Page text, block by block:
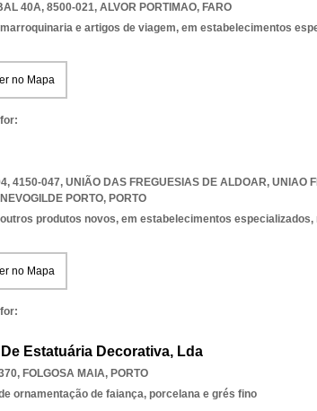
40A, 8500-021, ALVOR PORTIMAO, FARO
e artigos de viagem, em estabelecimentos
no Mapa
4150-047, UNIÃO DAS FREGUESIAS DE ALDOAR, UNIAO
PORTO, PORTO
produtos novos, em estabelecimentos especializados,
no Mapa
Estatuária Decorativa, Lda
, FOLGOSA MAIA, PORTO
ornamentação de faiança, porcelana e grés fino